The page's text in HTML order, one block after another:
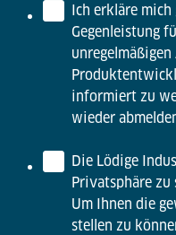
Ich erkläre
Gegenleistung
informiert zu
wieder
Die Lödige
Privatsphäre zu
Um Ihnen die
stellen zu